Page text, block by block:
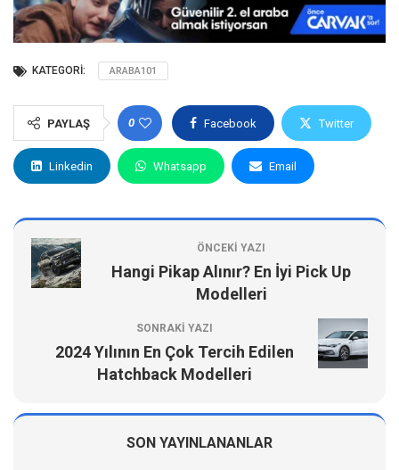
KATEGORI: ARABA101
PAYLAŞ 0 Facebook Twitter
Linkedin Whatsapp Email
ÖNCEKI YAZI
Hangi Pikap Alınır? En İyi Pick Up
Modelleri
SONRAKI YAZI
2024 Yılının En Çok Tercih Edilen
Hatchback Modelleri
SON YAYINLANANLAR